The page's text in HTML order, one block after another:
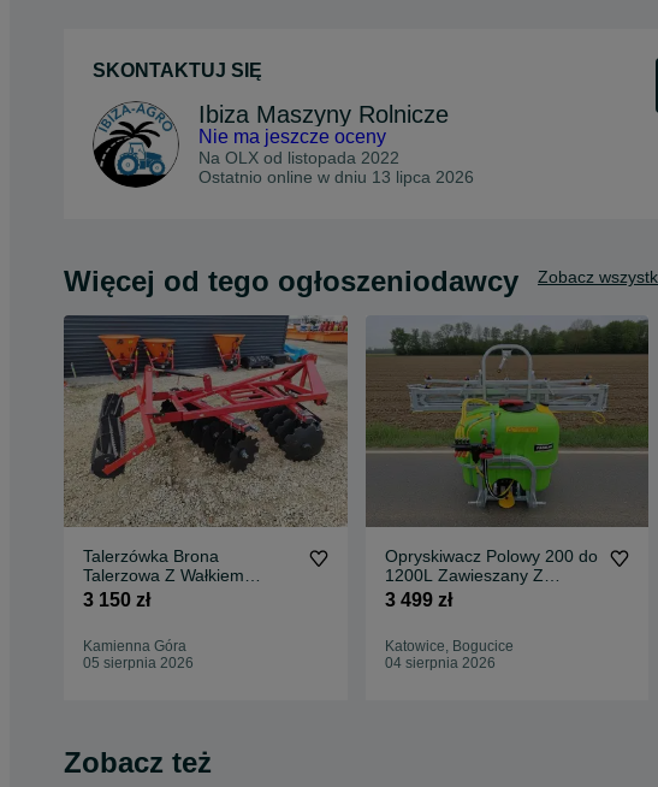
SKONTAKTUJ SIĘ
Ibiza Maszyny Rolnicze
Nie ma jeszcze oceny
Na OLX od listopada 2022
Ostatnio online w dniu 13 lipca 2026
Więcej od tego ogłoszeniodawcy Zobacz
Talerzówka Brona
Talerzowa Z Wałkiem
Strunowym Strumyk ALFA
3 150 zł
Kamienna Góra
05 sierpnia 2026
Opryskiwacz Polowy 200 do
1200L Zawieszany Z
Dostawą Cała Polska
3 499 zł
Katowice, Bogucice
04 sierpnia 2026
Zobacz też